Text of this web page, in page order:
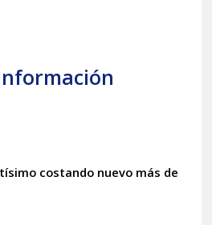
costando nuevo más de